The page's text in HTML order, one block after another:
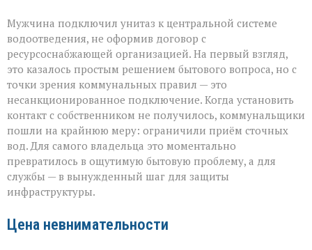
Мужчина подключил унитаз к центральной системе
водоотведения, не оформив договор с
ресурсоснабжающей организацией. На первый взгляд,
это казалось простым решением бытового вопроса, но с
точки зрения коммунальных правил — это
несанкционированное подключение. Когда установить
контакт с собственником не получилось, коммунальщики
пошли на крайнюю меру: ограничили приём сточных
вод. Для самого владельца это моментально
превратилось в ощутимую бытовую проблему, а для
службы — в вынужденный шаг для защиты
инфраструктуры.
Цена невнимательности